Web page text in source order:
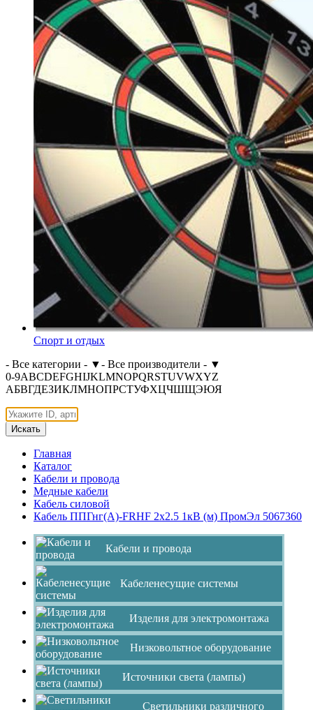
Спорт и отдых
- Все категории - ▼- Все производители - ▼
0-9ABCDEFGHIJKLMNOPQRSTUVWXYZ
АБВГДЕЗИКЛМНОПРСТУФХЦЧШЩЭЮЯ
Искать
Главная
Каталог
Кабели и провода
Медные кабели
Кабель силовой
Кабель ППГнг(А)-FRHF 2х2.5 1кВ (м) ПромЭл 5067360
Кабели и провода
Кабеленесущие системы
Изделия для электромонтажа
Низковольтное оборудование
Источники света (лампы)
Светильники различного